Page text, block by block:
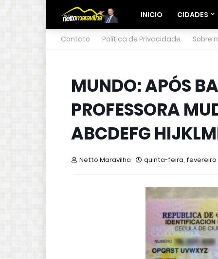
INICIO CIDADES
Contato Política de Privacidade Sobre
MUNDO: APÓS
PROFESSORA
ABCDEFG
Netto Maravilha quinta-feira, fevereiro